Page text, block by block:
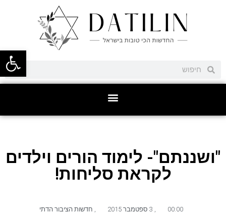
פתח
"ושננתם"- לימוד הורים וילדים
לקראת סליחות!
00:00
,
, חדשות הציבור הדתי